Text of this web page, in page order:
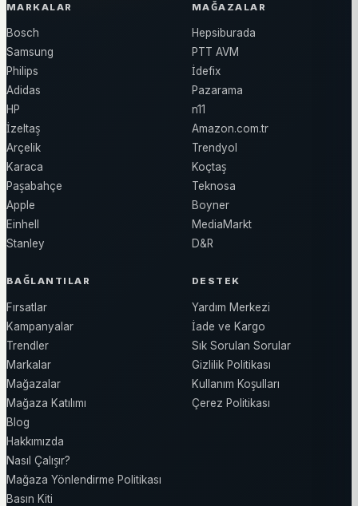
MARKALAR
Bosch
Samsung
Philips
Adidas
HP
İzeltaş
Arçelik
Karaca
Paşabahçe
Apple
Einhell
Stanley
MAĞAZALAR
Hepsiburada
PTT AVM
İdefix
Pazarama
n11
Amazon.com.tr
Trendyol
Koçtaş
Teknosa
Boyner
MediaMarkt
D&R
BAĞLANTILAR
Fırsatlar
Kampanyalar
Trendler
Markalar
Mağazalar
Mağaza Katılımı
Blog
Hakkımızda
Nasıl Çalışır?
Mağaza Yönlendirme Politikası
Basın Kiti
DESTEK
Yardım Merkezi
İade ve Kargo
Sık Sorulan Sorular
Gizlilik Politikası
Kullanım Koşulları
Çerez Politikası